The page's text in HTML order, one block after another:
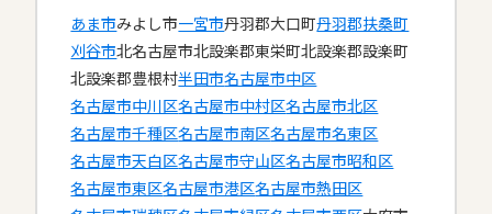
あま市みよし市一宮市丹羽郡大口町丹羽郡扶桑町
刈谷市北名古屋市北設楽郡東栄町北設楽郡設楽町
北設楽郡豊根村半田市名古屋市中区
名古屋市中川区名古屋市中村区名古屋市北区
名古屋市千種区名古屋市南区名古屋市名東区
名古屋市天白区名古屋市守山区名古屋市昭和区
名古屋市東区名古屋市港区名古屋市熱田区